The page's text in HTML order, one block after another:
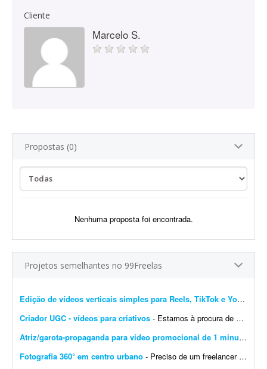
Cliente
Marcelo S.
Propostas (0)
Nenhuma proposta foi encontrada.
Projetos semelhantes no 99Freelas
Edição de vídeos verticais simples para Reels, TikTok e YouTube Shorts
Criador UGC - vídeos para criativos - Estamos à procura de um(a) criador(a) UGC para gravar alguns vídeos que usaremos como criativos no lançamento da nossa nova plataforma para o ramo de venda de seguidores, curti...
Atriz/garota-propaganda para vídeo promocional de 1 minuto
Fotografia 360° em centro urbano - Preciso de um freelancer que possua uma câmera 360° para realizar uma captura fotográfica rápida em um centro urbano. Pode ser em qualquer cidade com grande tráfego....